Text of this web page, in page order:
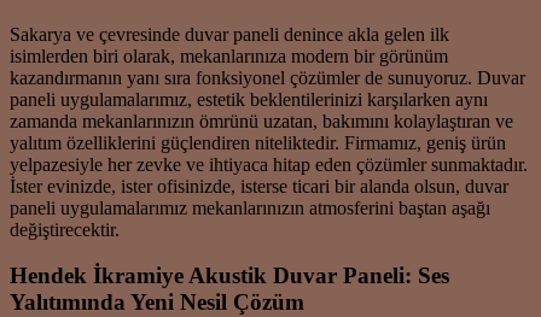
Sakarya ve çevresinde duvar paneli denince akla gelen ilk
isimlerden biri olarak, mekanlarınıza modern bir görünüm
kazandırmanın yanı sıra fonksiyonel çözümler de sunuyoruz. Duvar
paneli uygulamalarımız, estetik beklentilerinizi karşılarken aynı
zamanda mekanlarınızın ömrünü uzatan, bakımını kolaylaştıran ve
yalıtım özelliklerini güçlendiren niteliktedir. Firmamız, geniş ürün
yelpazesiyle her zevke ve ihtiyaca hitap eden çözümler sunmaktadır.
İster evinizde, ister ofisinizde, isterse ticari bir alanda olsun, duvar
paneli uygulamalarımız mekanlarınızın atmosferini baştan aşağı
değiştirecektir.
Hendek İkramiye Akustik Duvar Paneli: Ses
Yalıtımında Yeni Nesil Çözüm